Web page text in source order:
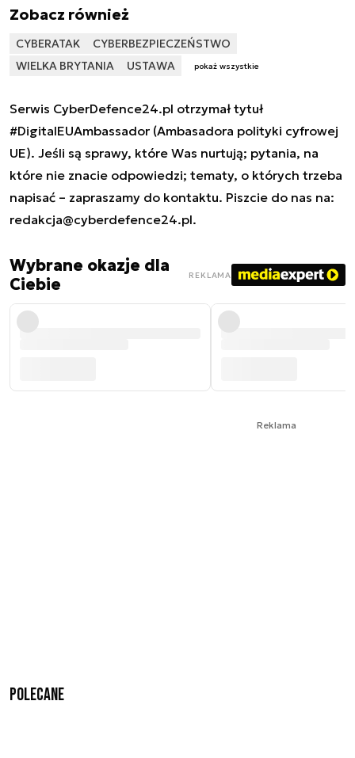
Zobacz również
CYBERATAK
CYBERBEZPIECZEŃSTWO
WIELKA BRYTANIA
USTAWA pokaż wszystkie
Serwis CyberDefence24.pl otrzymał tytuł
#DigitalEUAmbassador (Ambasadora polityki cyfrowej
UE). Jeśli są sprawy, które Was nurtują; pytania, na
które nie znacie odpowiedzi; tematy, o których trzeba
napisać – zapraszamy do kontaktu. Piszcie do nas na:
redakcja@cyberdefence24.pl.
Wybrane okazje dla
Ciebie
REKLAMA
Reklama
Polecane